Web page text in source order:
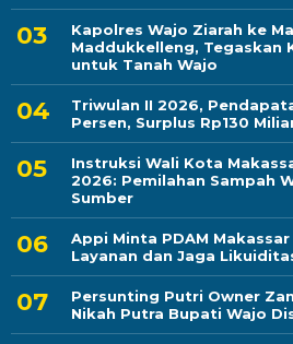
Kapolres Wajo Ziarah ke
Maddukkelleng, Tegaskan
untuk Tanah Wajo
Triwulan II 2026,
Persen, Surplus Rp130
Instruksi Wali Kota
2026: Pemilahan Sampah
Sumber
Appi Minta PDAM
Layanan dan Jaga
Persunting Putri Owner
Nikah Putra Bupati Wajo